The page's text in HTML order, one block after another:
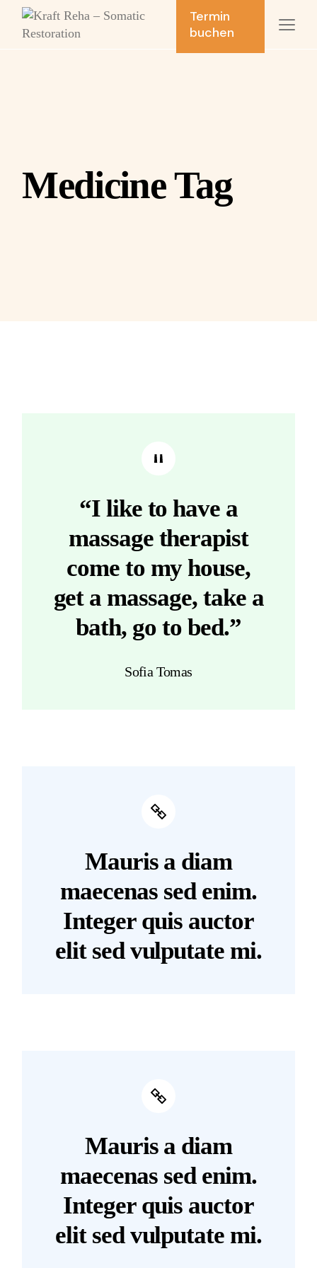
Skip
Termin
buchen
Medicine Tag
“I like to have a
massage therapist
come to my house,
get a massage, take a
bath, go to bed.”
Sofia Tomas
Mauris a diam
maecenas sed enim.
Integer quis auctor
elit sed vulputate mi.
Mauris a diam
maecenas sed enim.
Integer quis auctor
elit sed vulputate mi.